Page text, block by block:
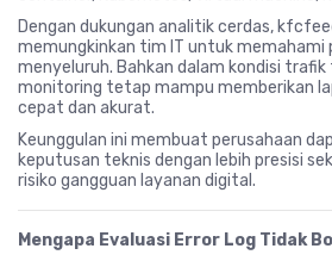
Dengan dukungan analitik cerdas,
memungkinkan tim IT untuk memahami
menyeluruh. Bahkan dalam kondisi
monitoring tetap mampu memberikan
cepat dan akurat.
Keunggulan ini membuat perusahaan
keputusan teknis dengan lebih presisi
risiko gangguan layanan digital.
Mengapa Evaluasi Error Log Tidak